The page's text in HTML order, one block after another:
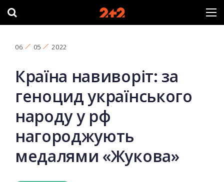
06 05 2022
Країна навиворіт: за
геноцид українського
народу у рф
нагороджують
медалями «Жукова»